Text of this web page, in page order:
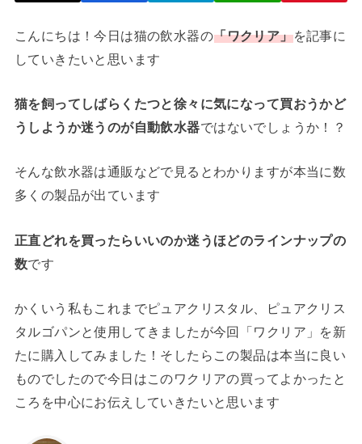
こんにちは！今日は猫の飲水器の「ワクリア」を記事に
していきたいと思います
猫を飼ってしばらくたつと徐々に気になって買おうかど
うしようか迷うのが自動飲水器ではないでしょうか！？
そんな飲水器は通販などで見るとわかりますが本当に数
多くの製品が出ています
正直どれを買ったらいいのか迷うほどのラインナップの
数です
かくいう私もこれまでピュアクリスタル、ピュアクリス
タルゴパンと使用してきましたが今回「ワクリア」を新
たに購入してみました！そしたらこの製品は本当に良い
ものでしたので今日はこのワクリアの買ってよかったと
ころを中心にお伝えしていきたいと思います